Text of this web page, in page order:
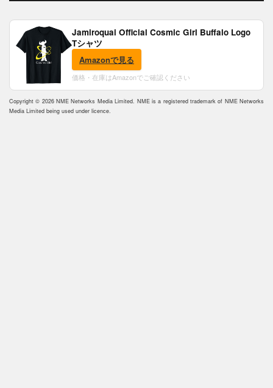
Jamiroquai Official Cosmic Girl Buffalo Logo
Tシャツ
Amazonで見る
価格・在庫はAmazonでご確認ください
Copyright © 2026 NME Networks Media Limited. NME is a registered trademark of NME Networks
Media Limited being used under licence.